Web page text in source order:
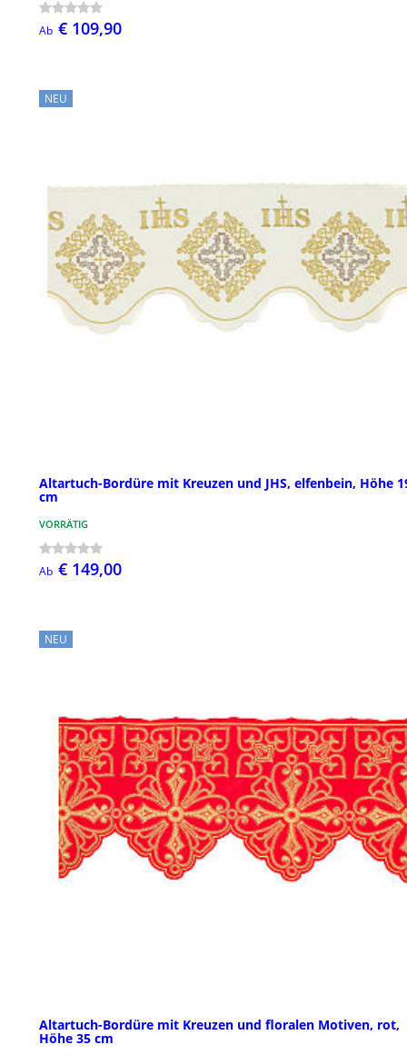
Ab € 109,90
NEU
Altartuch-Bordüre mit Kreuzen und JHS, elfenbein, Höhe
cm
VORRÄTIG
Ab € 149,00
NEU
Altartuch-Bordüre mit Kreuzen und floralen Motiven, rot,
Höhe 35 cm